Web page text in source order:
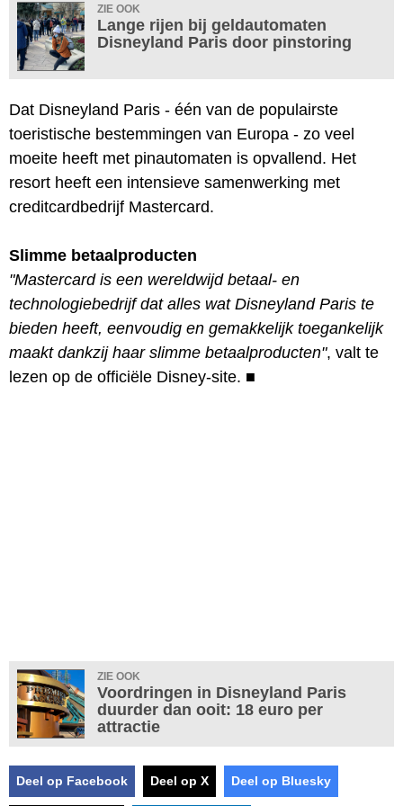
ZIE OOK
Lange rijen bij geldautomaten
Disneyland Paris door pinstoring
Dat Disneyland Paris - één van de populairste
toeristische bestemmingen van Europa - zo veel
moeite heeft met pinautomaten is opvallend. Het
resort heeft een intensieve samenwerking met
creditcardbedrijf Mastercard.
Slimme betaalproducten
"Mastercard is een wereldwijd betaal- en
technologiebedrijf dat alles wat Disneyland Paris te
bieden heeft, eenvoudig en gemakkelijk toegankelijk
maakt dankzij haar slimme betaalproducten", valt te
lezen op de officiële Disney-site. ■
ZIE OOK
Voordringen in Disneyland Paris
duurder dan ooit: 18 euro per
attractie
Deel op Facebook Deel op X Deel op Bluesky